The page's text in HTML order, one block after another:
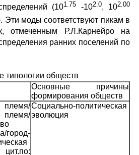
(101.75 -102.0, 102.00
Эти моды соответствуют пикам в
отмеченным Р.Л.Карнейро на
ранних поселений по
типологии обществ
Основные причины
формирования обществ
племя/
город-
Социально-политическая
эволюция